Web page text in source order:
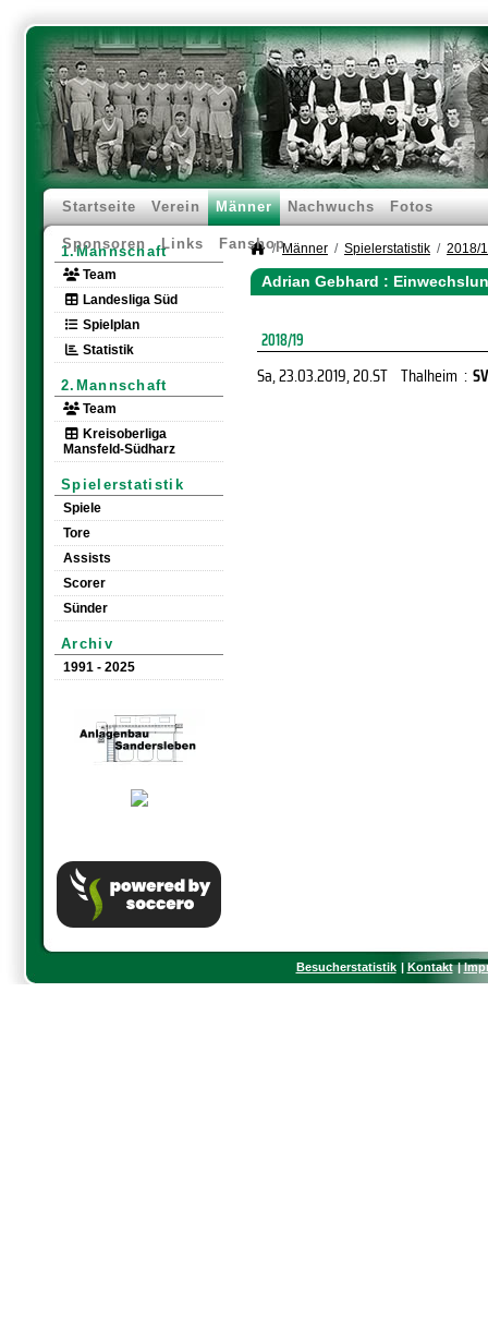
Startseite Verein Männer Nachwuchs Fotos
Sponsoren Links Fanshop
1.Mannschaft
Team
Landesliga Süd
Spielplan
Statistik
2.Mannschaft
Team
Kreisoberliga
Mansfeld-Südharz
Spielerstatistik
Spiele
Tore
Assists
Scorer
Sünder
Archiv
1991 - 2025
Männer Spielerstatistik 2018/
Adrian Gebhard :
2018/19
Sa, 23.03.2019, 20.ST Thalheim :
Besucherstatistik Kontakt